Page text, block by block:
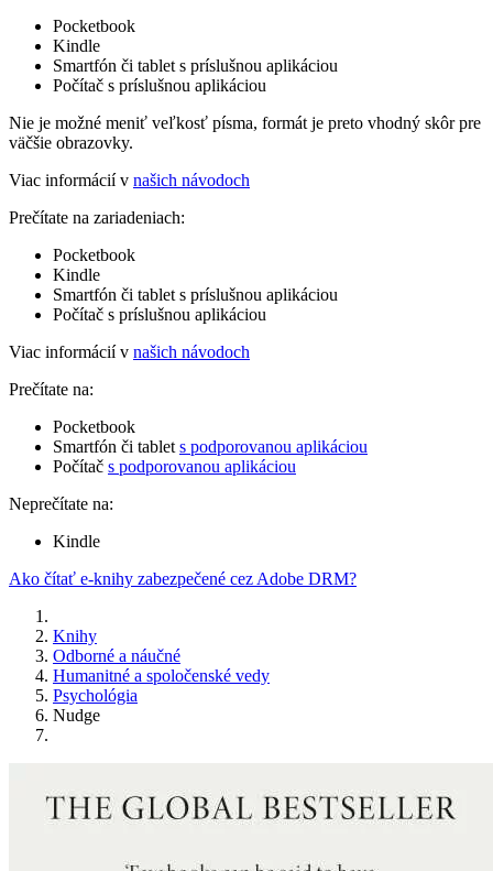
Pocketbook
Kindle
Smartfón či tablet s príslušnou aplikáciou
Počítač s príslušnou aplikáciou
Nie je možné meniť veľkosť písma, formát je preto vhodný skôr pre
väčšie obrazovky.
Viac informácií v našich návodoch
Prečítate na zariadeniach:
Pocketbook
Kindle
Smartfón či tablet s príslušnou aplikáciou
Počítač s príslušnou aplikáciou
Viac informácií v našich návodoch
Prečítate na:
Pocketbook
Smartfón či tablet s podporovanou aplikáciou
Počítač s podporovanou aplikáciou
Neprečítate na:
Kindle
Ako čítať e-knihy zabezpečené cez Adobe DRM?
Knihy
Odborné a náučné
Humanitné a spoločenské vedy
Psychológia
Nudge